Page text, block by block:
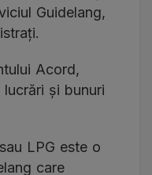
Guidelang,
Acord,
și bunuri
LPG este o
care